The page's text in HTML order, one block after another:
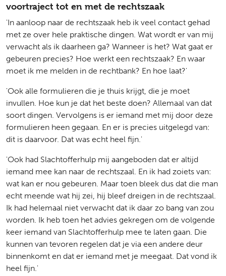
voortraject tot en met de rechtszaak
'In aanloop naar de rechtszaak heb ik veel contact gehad
met ze over hele praktische dingen. Wat wordt er van mij
verwacht als ik daarheen ga? Wanneer is het? Wat gaat er
gebeuren precies? Hoe werkt een rechtszaak? En waar
moet ik me melden in de rechtbank? En hoe laat?'
'Ook alle formulieren die je thuis krijgt, die je moet
invullen. Hoe kun je dat het beste doen? Allemaal van dat
soort dingen. Vervolgens is er iemand met mij door deze
formulieren heen gegaan. En er is precies uitgelegd van:
dit is daarvoor. Dat was echt heel fijn.'
'Ook had Slachtofferhulp mij aangeboden dat er altijd
iemand mee kan naar de rechtszaal. En ik had zoiets van:
wat kan er nou gebeuren. Maar toen bleek dus dat die man
echt meende wat hij zei, hij bleef dreigen in de rechtszaal.
Ik had helemaal niet verwacht dat ik daar zo bang van zou
worden. Ik heb toen het advies gekregen om de volgende
keer iemand van Slachtofferhulp mee te laten gaan. Die
kunnen van tevoren regelen dat je via een andere deur
binnenkomt en dat er iemand met je meegaat. Dat vond ik
heel fijn.'